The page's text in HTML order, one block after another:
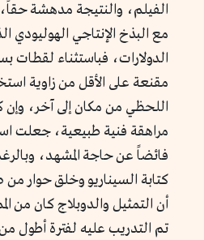
الفيلم، والنتيجة مدهشة
مع البذخ الإنتاجي الهوليودي
الدولارات، فباستثناء لقطات
مقنعة على الأقل من زاوية
اللحظي من مكان إلى آخر، وإن
مراهقة فنية طبيعية، جعلت
فائضاً عن حاجة المشهد،
كتابة السيناريو وخلق حوار
أن التمثيل والدوبلاج كان من
تم التدريب عليه لفترة أطول